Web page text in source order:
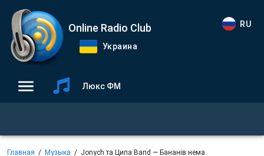
Online Radio Club
Украина
RU
Люкс ФМ
Главная Музыка Jonych та Ципа Band — Бананів нема